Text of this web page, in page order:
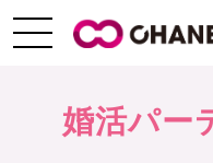
婚活パー